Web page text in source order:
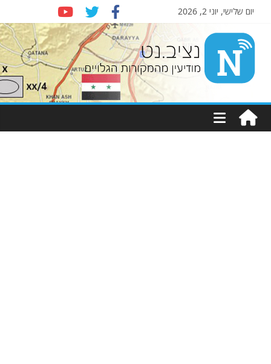
יום שלישי, יוני 2, 2026
Nziv.net
מודיעין
מהמקורות